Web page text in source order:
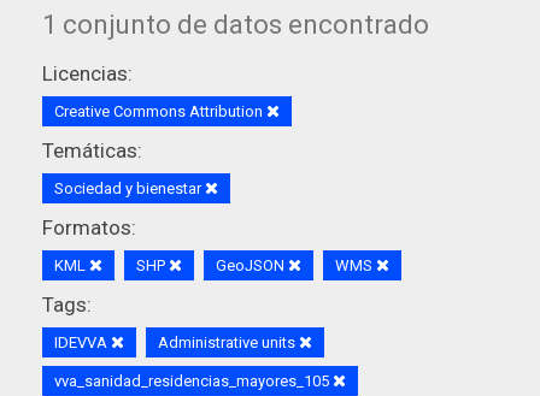
1 conjunto de datos encontrado
Licencias:
Creative Commons Attribution
Temáticas:
Sociedad y bienestar
Formatos:
KML SHP GeoJSON WMS
Tags:
IDEVVA Administrative units
vva_sanidad_residencias_mayores_105